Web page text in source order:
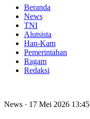
Beranda
News
TNI
Alutsista
Han-Kam
Pemerintahan
Ragam
Redaksi
News · 17 Mei 2026 13:45